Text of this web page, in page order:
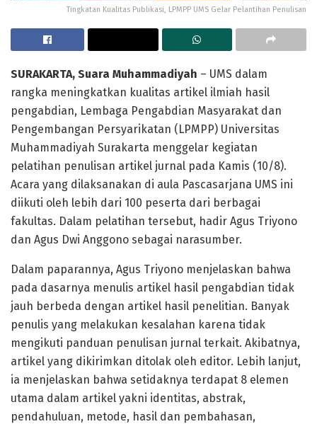
Tingkatan Kualitas Publikasi, LPMPP UMS Gelar Pelantihan Penulisan
SURAKARTA, Suara Muhammadiyah – UMS dalam
rangka meningkatkan kualitas artikel ilmiah hasil
pengabdian, Lembaga Pengabdian Masyarakat dan
Pengembangan Persyarikatan (LPMPP) Universitas
Muhammadiyah Surakarta menggelar kegiatan
pelatihan penulisan artikel jurnal pada Kamis (10/8).
Acara yang dilaksanakan di aula Pascasarjana UMS ini
diikuti oleh lebih dari 100 peserta dari berbagai
fakultas. Dalam pelatihan tersebut, hadir Agus Triyono
dan Agus Dwi Anggono sebagai narasumber.
Dalam paparannya, Agus Triyono menjelaskan bahwa
pada dasarnya menulis artikel hasil pengabdian tidak
jauh berbeda dengan artikel hasil penelitian. Banyak
penulis yang melakukan kesalahan karena tidak
mengikuti panduan penulisan jurnal terkait. Akibatnya,
artikel yang dikirimkan ditolak oleh editor. Lebih lanjut,
ia menjelaskan bahwa setidaknya terdapat 8 elemen
utama dalam artikel yakni identitas, abstrak,
pendahuluan, metode, hasil dan pembahasan,